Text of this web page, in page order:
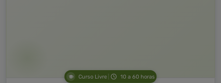
Curso Livre 10 a 60 horas